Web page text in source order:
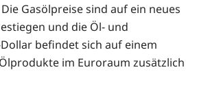
Gasölpreise sind auf ein neues
und die Öl- und
befindet sich auf einem
im Euroraum zusätzlich